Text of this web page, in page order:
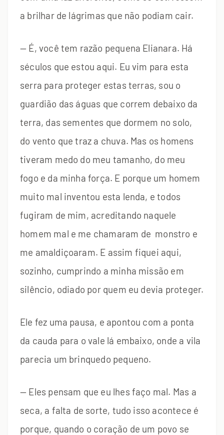
a brilhar de lágrimas que não podiam cair.
— É, você tem razão pequena Elianara. Há
séculos que estou aqui. Eu vim para esta
serra para proteger estas terras, sou o
guardião das águas que correm debaixo da
terra, das sementes que dormem no solo,
do vento que traz a chuva. Mas os homens
tiveram medo do meu tamanho, do meu
fogo e da minha força. E porque um homem
muito mal inventou esta lenda, e todos
fugiram de mim, acreditando naquele
homem mal e me chamaram de monstro e
me amaldiçoaram. E assim fiquei aqui,
sozinho, cumprindo a minha missão em
silêncio, odiado por quem eu devia proteger.
Ele fez uma pausa, e apontou com a ponta
da cauda para o vale lá embaixo, onde a vila
parecia um brinquedo pequeno.
— Eles pensam que eu lhes faço mal. Mas a
seca, a falta de sorte, tudo isso acontece é
porque, quando o coração de um povo se